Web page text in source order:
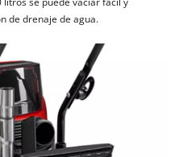
de drenaje de agua.